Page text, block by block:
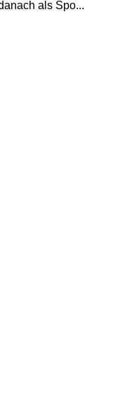
als Spo...